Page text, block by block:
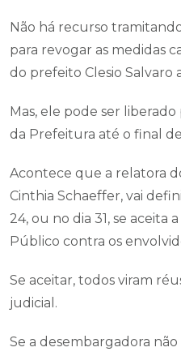
Não há recurso
para revogar as medidas
do prefeito Clesio Salvaro
Mas, ele pode ser
da Prefeitura até o final
Acontece que a relatora
Cinthia Schaeffer, vai
24, ou no dia 31, se aceita
Público contra os
Se aceitar, todos viram
judicial.
Se a desembargadora